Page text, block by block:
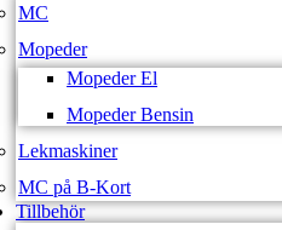
MC
Mopeder
Mopeder El
Mopeder Bensin
Lekmaskiner
MC på B-Kort
Tillbehör